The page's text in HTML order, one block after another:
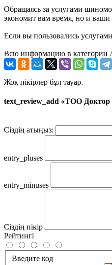
Обращаясь за услугами
экономит вам время, но и ваши
Если вы пользовались
Всю информацию в категории
Жоқ пікірлер бұл тауар.
text_review_add «ТОО
Сіздің атыңыз:
entry_pluses
entry_minuses
Сіздің пікір
Рейтингі
Введите код